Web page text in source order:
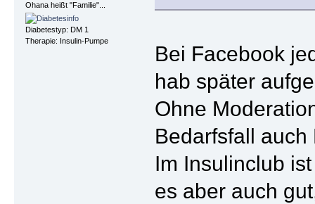
Ohana heißt "Familie"...
Diabetestyp: DM 1
Therapie: Insulin-Pumpe
Bei Facebook
hab später
Ohne
Bedarfsfall
Im Insulinclub
es aber auch